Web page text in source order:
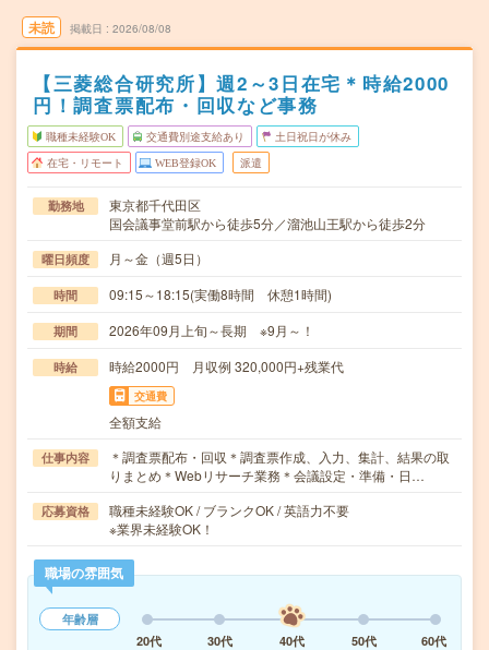
未読 掲載日 2026/08/08
【三菱総合研究所】週2～3日在宅＊時給2000
円！調査票配布・回収など事務
職種未経験OK 交通費別途支給あり 土日祝日が休み
在宅・リモート WEB登録OK 派遣
勤務地
東京都千代田区
国会議事堂前駅から徒歩5分／溜池山王駅から徒歩2分
曜日頻度 月～金（週5日）
時間 09:15～18:15(実働8時間 休憩1時間)
期間 2026年09月上旬～長期 ※9月～！
時給 時給2000円 月収例 320,000円+残業代
交通費
全額支給
仕事内容
＊調査票配布・回収＊調査票作成、入力、集計、結果の取
りまとめ＊Webリサーチ業務＊会議設定・準備・日…
応募資格
職種未経験OK / ブランクOK / 英語力不要
※業界未経験OK！
職場の雰囲気
年齢層
20代
30代 40代 50代
60代